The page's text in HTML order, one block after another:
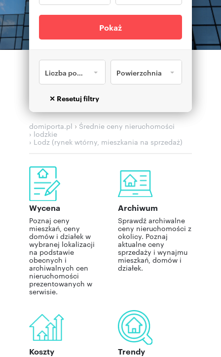
Pokaż
Liczba pokoi Powierzchnia
domiporta.pl › Średnie ceny nieruchomości
› lodzkie
› Lodz (rynek wtórny, mieszkania na sprzedaż)
Wycena
Poznaj ceny
mieszkań, ceny
domów i działek w
wybranej lokalizacji
na podstawie
obecnych i
archiwalnych cen
nieruchomości
prezentowanych w
serwisie.
Archiwum
Sprawdź archiwalne
ceny nieruchomości z
okolicy. Poznaj
aktualne ceny
sprzedaży i wynajmu
mieszkań, domów i
działek.
Koszty Trendy